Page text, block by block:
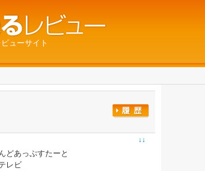
ューサイト
↓↓
どあっぷすたーと
レビ